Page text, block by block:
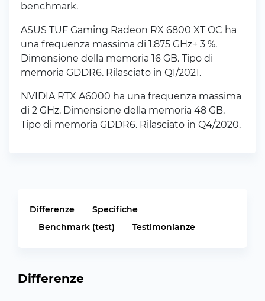
benchmark.
ASUS TUF Gaming Radeon RX 6800 XT OC ha
una frequenza massima di 1.875 GHz+ 3 %.
Dimensione della memoria 16 GB. Tipo di
memoria GDDR6. Rilasciato in Q1/2021.
NVIDIA RTX A6000 ha una frequenza massima
di 2 GHz. Dimensione della memoria 48 GB.
Tipo di memoria GDDR6. Rilasciato in Q4/2020.
Differenze
Specifiche
Benchmark (test)
Testimonianze
Differenze